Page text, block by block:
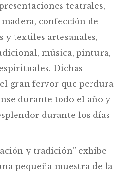
teatrales,
confección de
y textiles artesanales,
música, pintura,
Dichas
gran fervor que perdura
durante todo el año y
durante los días
y tradición” exhibe
pequeña muestra de la